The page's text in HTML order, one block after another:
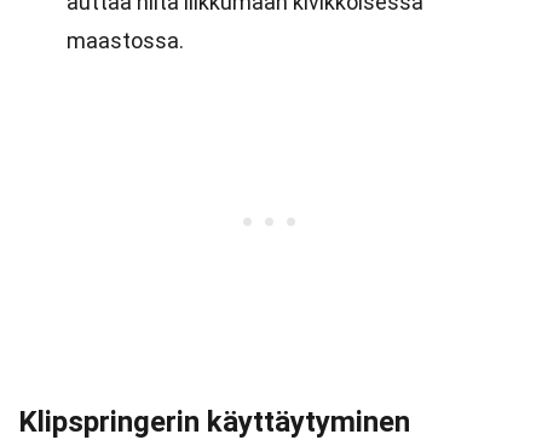
maastossa.
Klipspringerin käyttäytyminen